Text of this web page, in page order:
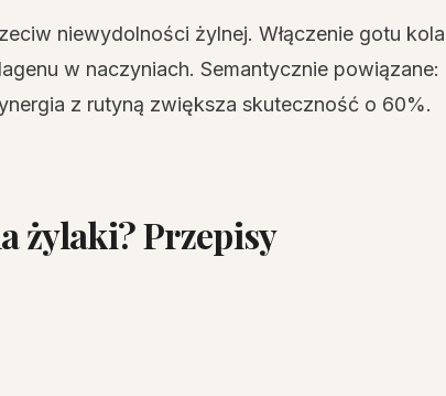
niewydolności żylnej. Włączenie gotu kola
w naczyniach. Semantycznie powiązane:
z rutyną zwiększa skuteczność o 60%.
żylaki? Przepisy